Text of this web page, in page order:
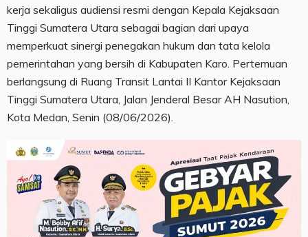
kerja sekaligus audiensi resmi dengan Kepala Kejaksaan
Tinggi Sumatera Utara sebagai bagian dari upaya
memperkuat sinergi penegakan hukum dan tata kelola
pemerintahan yang bersih di Kabupaten Karo. Pertemuan
berlangsung di Ruang Transit Lantai II Kantor Kejaksaan
Tinggi Sumatera Utara, Jalan Jenderal Besar AH Nasution,
Kota Medan, Senin (08/06/2026).